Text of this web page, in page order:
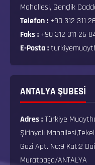
Mahallesi, Gençlik
Telefon : +90 312 311
Faks : +90 312 311 26
E-Posta :
ANTALYA ŞUBESİ
Adres :Türkiye
Şirinyalı
Gazi Apt. No:9 Kat:2
Muratpaşa/ANTALYA